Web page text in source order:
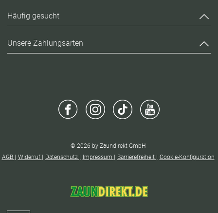
Häufig gesucht
Unsere Zahlungsarten
© 2026 by Zaundirekt GmbH
AGB
Widerruf Datenschutz Impressum Barrierefreiheit Cookie-Konfiguration